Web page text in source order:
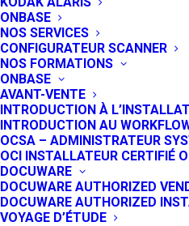
ONBASE
NOS SERVICES
CONFIGURATEUR SCANNER
NOS FORMATIONS
ONBASE
AVANT-VENTE
INTRODUCTION À
INTRODUCTION AU
OCSA – ADMINISTRATEUR
OCI INSTALLATEUR CERTIFIÉ
DOCUWARE
DOCUWARE AUTHORIZED
DOCUWARE AUTHORIZED
VOYAGE D’ÉTUDE
Abbyy, notre
solutions de capture
rencontre annuelle
partenaires. Les 11
prochains seront
monter en
nouveautés
visibilité sur le